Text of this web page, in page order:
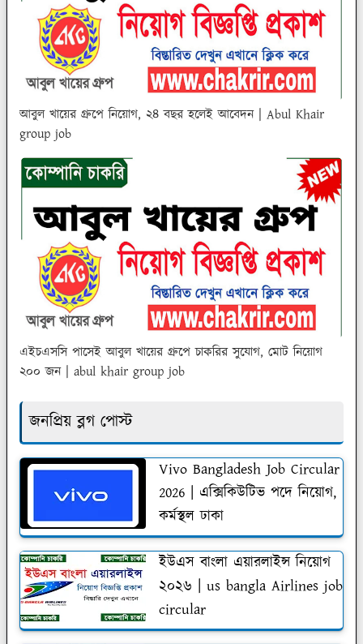
আবুল খায়ের গ্রুপে নিয়োগ, ২৪ বছর হলেই আবেদন | Abul Khair
group job
এইচএসসি পাসেই আবুল খায়ের গ্রুপে চাকরির সুযোগ, মোট নিয়োগ
২০০ জন | abul khair group job
জনপ্রিয় ব্লগ পোস্ট
Vivo Bangladesh Job Circular
2026 | এক্সিকিউটিভ পদে নিয়োগ,
কর্মস্থল ঢাকা
ইউএস বাংলা এয়ারলাইন্স নিয়োগ
২০২৬ | us bangla Airlines job
circular